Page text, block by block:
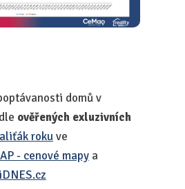
domů v
ověřených exluzivních
rokuve
- cenové mapya